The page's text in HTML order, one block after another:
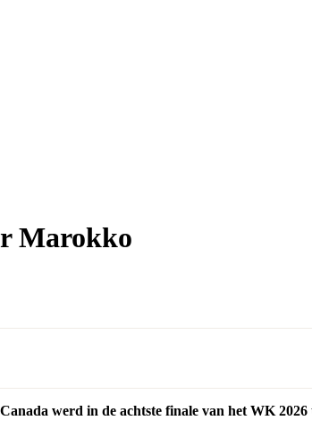
Marokko
werd in de achtste finale van het WK 2026